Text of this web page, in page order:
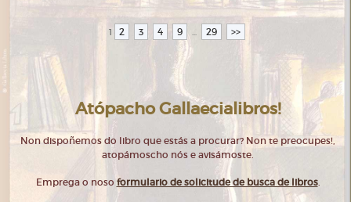
1 2 3 4 9 ... 29 >>
Atópacho Gallaecialibros!
Non dispoñemos do libro que estás a procurar? Non te preocupes!,
atopámoscho nós e avisámoste.
Emprega o noso formulario de solicitude de busca de libros.